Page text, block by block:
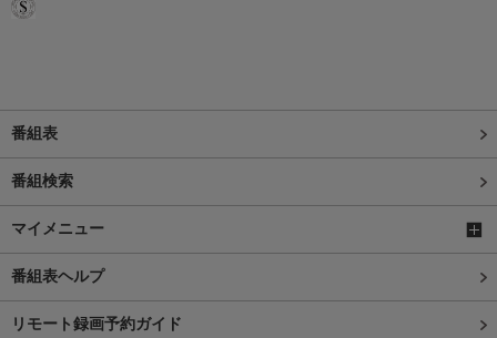
番組表
番組検索
マイメニュー
番組表ヘルプ
リモート録画予約ガイド